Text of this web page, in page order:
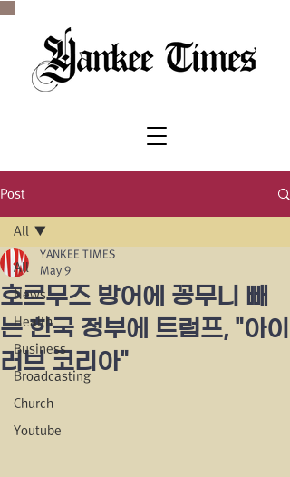
Post
All
News
Health
Business
Broadcasting
Church
Youtube
All
호르무즈 방어에 꽁무니 빼
는 한국 정부에 트럼프, "아이
러브 코리아"
YANKEE TIMES
May 9